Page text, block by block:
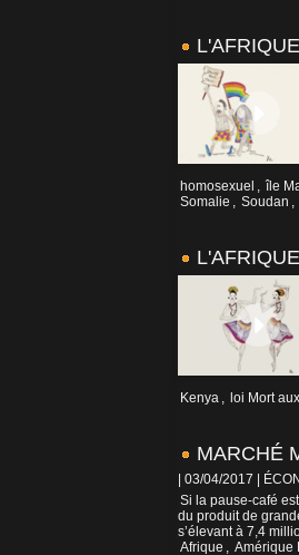
homosexuel , île
Somalie , Soudan ,
Kenya , loi Mort
MARCHÉ
| 03/04/2017
Si la pause-café
du produit de
s’élevant à 7,4
Afrique , Amérique